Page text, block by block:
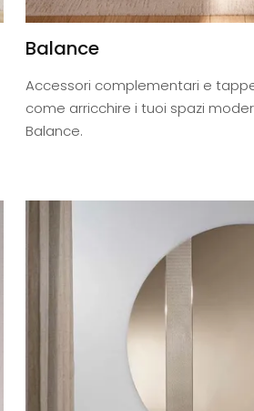
Balance
Accessori complementari e
come arricchire i tuoi spazi
Balance.